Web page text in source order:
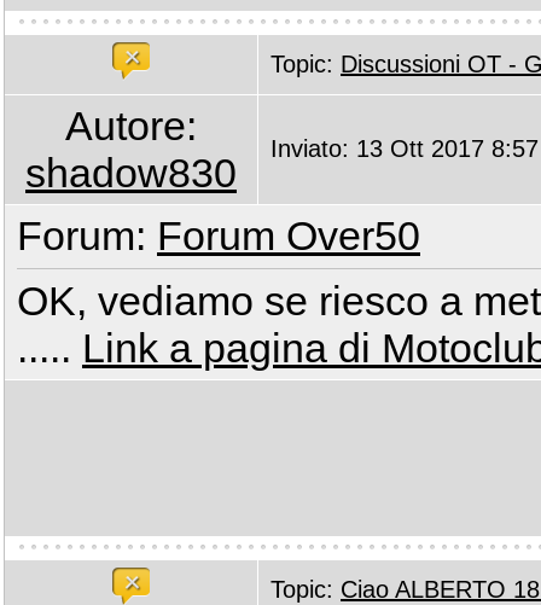
Topic: Discussioni OT -
Autore:
shadow830
Inviato: 13 Ott 2017 8:57
Forum: Forum Over50
OK, vediamo se riesco a
..... Link a pagina di
Topic: Ciao ALBERTO